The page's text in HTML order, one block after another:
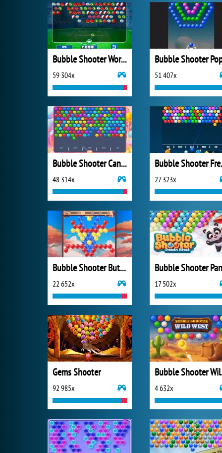
Bubble Shooter World Cup
59 304x
Bubble Shooter
51 407x
Bubble Shooter Candy 2
48 314x 27 323x
Bubble Shooter Butterfly
22 652x 17 502x
Gems Shooter
92 985x 4 632x